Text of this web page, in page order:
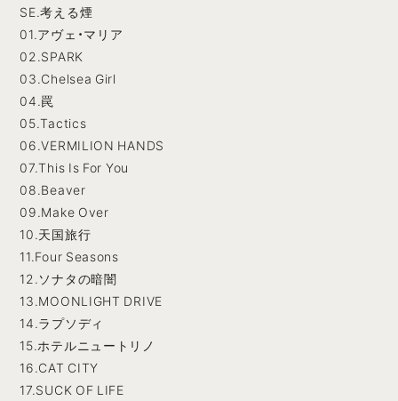
SE.考える煙
01.アヴェ・マリア
02.SPARK
03.Chelsea Girl
04.罠
05.Tactics
06.VERMILION HANDS
07.This Is For You
08.Beaver
09.Make Over
10.天国旅行
11.Four Seasons
12.ソナタの暗闇
13.MOONLIGHT DRIVE
14.ラプソディ
15.ホテルニュートリノ
16.CAT CITY
17.SUCK OF LIFE